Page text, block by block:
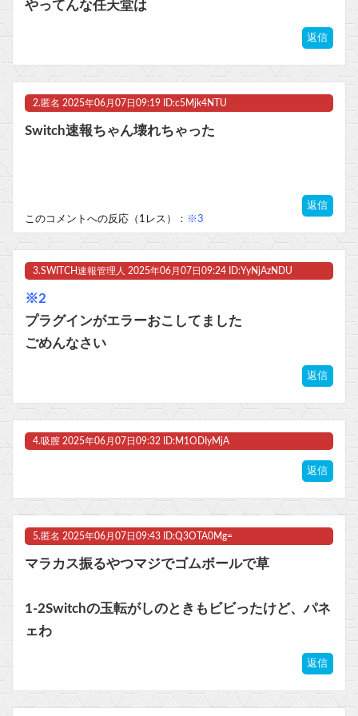
※ロボットアニメやSF作品における「帽子」といえば？他
やってんな任天堂は
返信
2. 匿名 2025年06月07日09:19 ID:c5Mjk4NTU
Switch速報ちゃん壊れちゃった
返信
このコメントへの反応（1レス）： ※3
3.SWITCH速報管理人 2025年06月07日09:24 ID:YyNjAzNDU
※2
プラグインがエラーおこしてました
ごめんなさい
返信
4.吸膣 2025年06月07日09:32 ID:M1ODIyMjA
返信
5. 匿名 2025年06月07日09:43 ID:Q3OTA0Mg=
マラカス振るやつマジでゴムボールで草
1-2Switchの玉転がしのときもビビったけど、パネ
ェわ
返信